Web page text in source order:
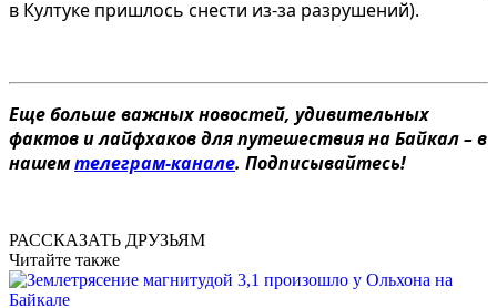
в Култуке пришлось снести из-за разрушений).
Еще больше важных новостей, удивительных
фактов и лайфхаков для путешествия на Байкал – в
нашемтелеграм-канале. Подписывайтесь!
РАССКАЗАТЬ ДРУЗЬЯМ
Читайте также